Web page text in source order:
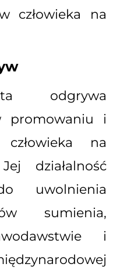
człowieka na
odgrywa
promowaniu i
na
działalność
uwolnienia
sumienia,
i